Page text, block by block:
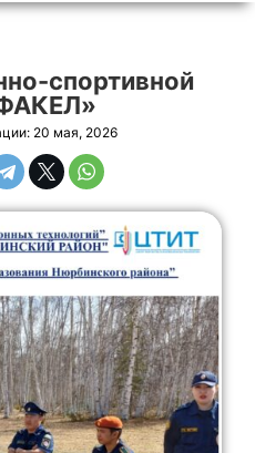
спортивной
20 мая, 2026